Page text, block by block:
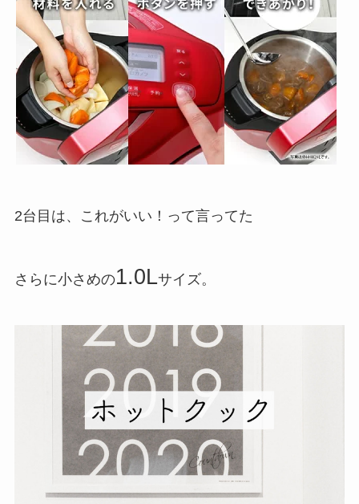
2台目は、これがいい！って言ってた
さらに小さめの1.0Lサイズ。